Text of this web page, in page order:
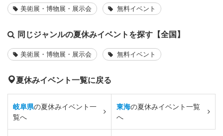
美術展・博物展・展示会 無料イベント
同じジャンルの夏休みイベントを探す【全国】
美術展・博物展・展示会 無料イベント
夏休みイベント一覧に戻る
岐阜県の夏休みイベント一
覧へ
東海の夏休みイベント一覧
へ